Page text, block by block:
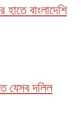
হাতে বাংলাদেশি
যেসব দলিল